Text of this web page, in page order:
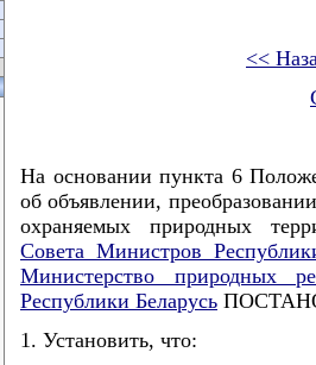
<<
На основании пункта 6
об объявлении,
охраняемых природных
Совета Министров
Министерство природных
Республики Беларусь
1. Установить, что: